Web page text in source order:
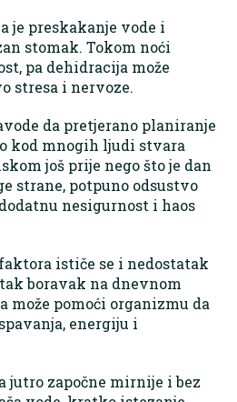
je preskakanje vode i
stomak. Tokom noći
pa dehidracija može
stresa i nervoze.
da pretjerano planiranje
kod mnogih ljudi stvara
još prije nego što je dan
strane, potpuno odsustvo
nesigurnost i haos
ističe se i nedostatak
boravak na dnevnom
može pomoći organizmu da
energiju i
jutro započne mirnije i bez